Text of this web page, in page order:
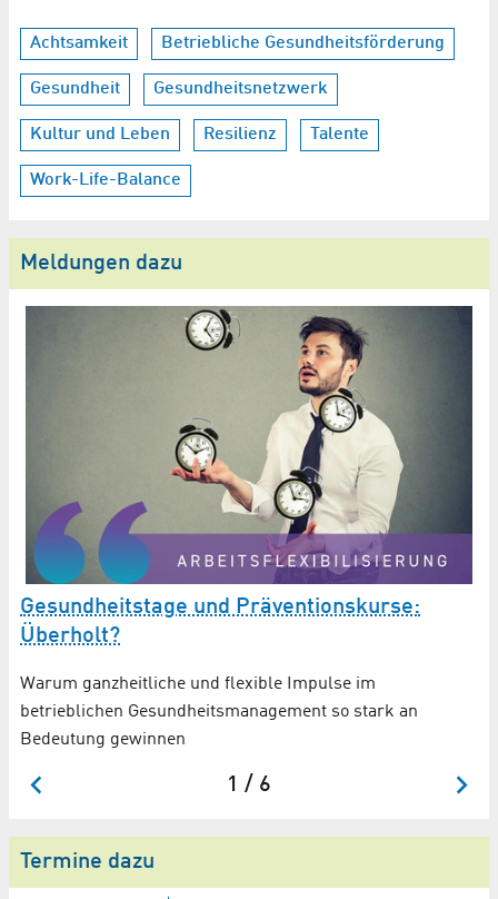
Achtsamkeit Betriebliche Gesundheitsförderung
Gesundheit Gesundheitsnetzwerk
Kultur und Leben Resilienz Talente
Work-Life-Balance
Meldungen dazu
Gesundheitstage und Präventionskurse:
Überholt?
Warum ganzheitliche und flexible Impulse im
betrieblichen Gesundheits­management so stark an
Bedeutung gewinnen
1 / 6
Termine dazu